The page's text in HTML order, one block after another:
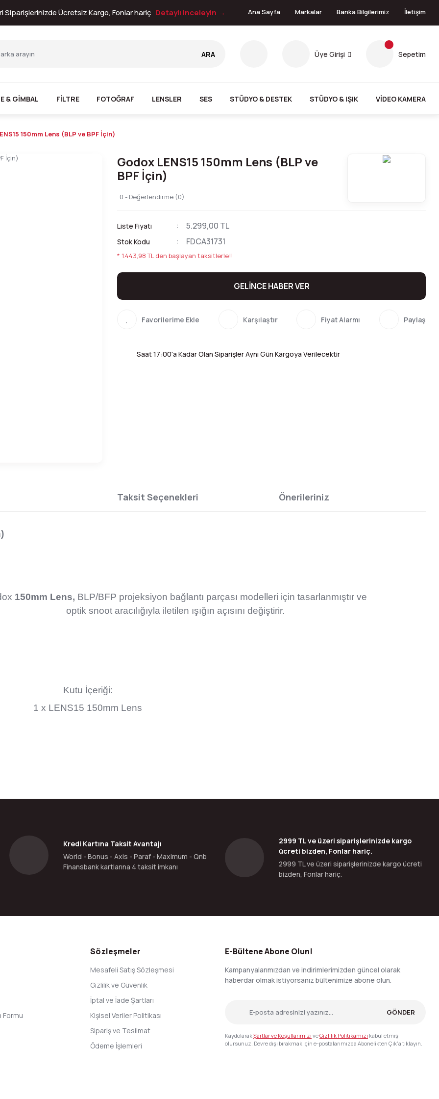
Siparişlerinizde Ücretsiz Kargo, Fonlar hariç Detaylı inceleyin → Ana Sayfa Markalar Banka Bilgilerimiz İletişim
ARA Üye Girişi Sepetim
& GİMBAL FİLTRE FOTOĞRAF LENSLER SES STÜDYO & DESTEK STÜDYO & IŞIK VİDEO KAMERA
150mm Lens (BLP ve BPF İçin)
Godox LENS15 150mm Lens (BLP ve
BPF İçin)
0 - Değerlendirme (0)
Liste Fiyatı 5.299,00 TL
Stok Kodu FDCA31731
* 1.443,98 TL den başlayan taksitlerle!!
GELİNCE HABER VER
Karşılaştır Fiyat Alarmı Paylaş
Saat 17:00'a Kadar Olan Siparişler Aynı Gün Kargoya Verilecektir
Taksit Seçenekleri Önerileriniz
150mm Lens, BLP/BFP projeksiyon bağlantı parçası modelleri için tasarlanmıştır ve
optik snoot aracılığıyla iletilen ışığın açısını değiştirir.
Kutu İçeriği:
1 x LENS15 150mm Lens
Yorum Yaz
gördüğünüz noktaları öneri formunu kullanarak tarafımıza iletebilirsiniz.
Kredi Kartına Taksit Avantajı
World - Bonus - Axis - Paraf - Maximum - Qnb
Finansbank kartlarına 4 taksit imkanı
2999 TL ve üzeri siparişlerinizde kargo
ücreti bizden, Fonlar hariç.
2999 TL ve üzeri siparişlerinizde kargo ücreti
bizden, Fonlar hariç.
Formu
Sözleşmeler
Mesafeli Satış Sözleşmesi
Gizlilik ve Güvenlik
İptal ve İade Şartları
Kişisel Veriler Politikası
Sipariş ve Teslimat
Ödeme İşlemleri
E-Bültene Abone Olun!
Kampanyalarımızdan ve indirimlerimizden güncel olarak
haberdar olmak istiyorsanız bültenimize abone olun.
GÖNDER
KaydolarakŞartlar ve Koşullarımızı veGizlilik Politikamızı kabul etmiş
olursunuz. Devre dışı bırakmak için e-postalarımızda Abonelikten Çık'a tıklayın.